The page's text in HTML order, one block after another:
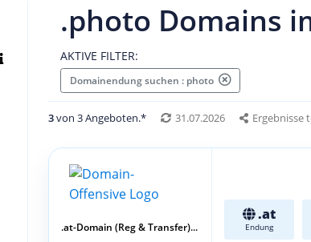
.photo Domains
AKTIVE FILTER:
Domainendung suchen : photo
3von 3 Angeboten.* 31.07.2026 Ergebnisse
.at
Endung
.at-Domain (Reg & Transfer)...